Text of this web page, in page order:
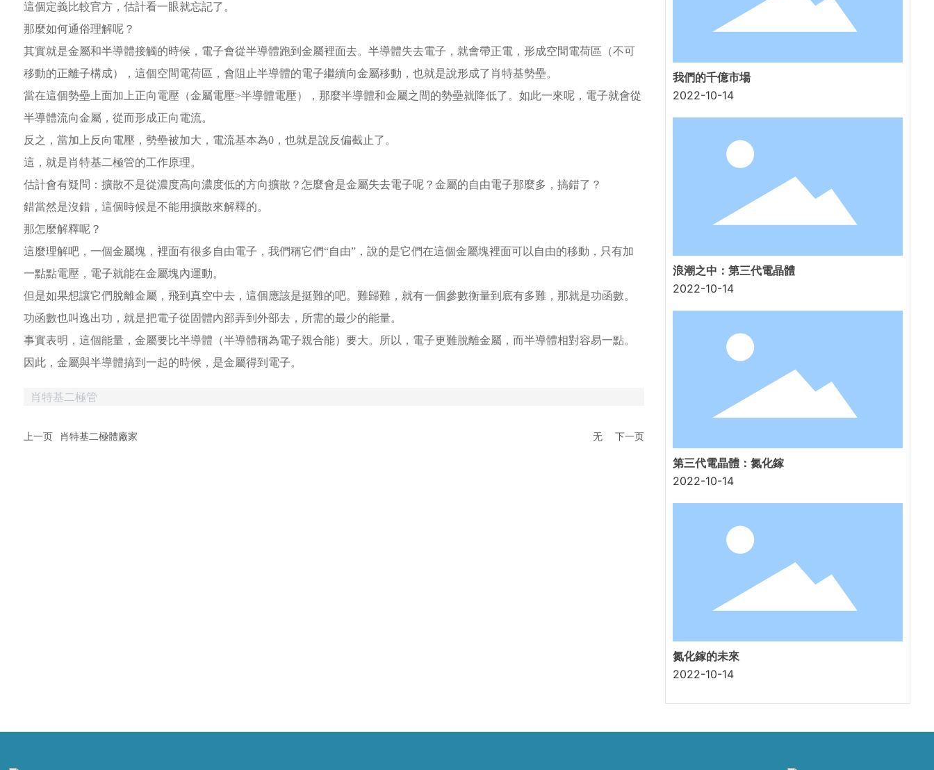
這個定義比較官方，估計看一眼就忘記了。
那麼如何通俗理解呢？
其實就是金屬和半導體接觸的時候，電子會從半導體跑到金屬裡面去。 半導體失去電子，就會帶正電，形成空間電荷區（不可
移動的正離子構成），這個空間電荷區，會阻止半導體的電子繼續向金屬移動，也就是說形成了肖特基勢壘。
當在這個勢壘上面加上正向電壓（金屬電壓>半導體電壓），那麼半導體和金屬之間的勢壘就降低了。 如此一來呢，電子就會從
半導體流向金屬，從而形成正向電流。
反之，當加上反向電壓，勢壘被加大，電流基本為0，也就是說反偏截止了。
這，就是肖特基二極管的工作原理。
估計會有疑問：擴散不是從濃度高向濃度低的方向擴散？ 怎麼會是金屬失去電子呢？ 金屬的自由電子那麼多，搞錯了？
錯當然是沒錯，這個時候是不能用擴散來解釋的。
那怎麼解釋呢？
這麼理解吧，一個金屬塊，裡面有很多自由電子，我們稱它們“自由”，說的是它們在這個金屬塊裡面可以自由的移動，只有加
一點點電壓，電子就能在金屬塊內運動。
但是如果想讓它們脫離金屬，飛到真空中去，這個應該是挺難的吧。 難歸難，就有一個參數衡量到底有多難，那就是功函數。
功函數也叫逸出功，就是把電子從固體內部弄到外部去，所需的最少的能量。
事實表明，這個能量，金屬要比半導體（半導體稱為電子親合能）要大。
所以，電子更難脫離金屬，而半導體相對容易一點。
因此，金屬與半導體搞到一起的時候，是金屬得到電子。
肖特基二極管
上一页 肖特基二極體廠家 无 下一页
我們的千億市場
2022-10-14
浪潮之中：第三代電晶體
2022-10-14
第三代電晶體：氮化鎵
2022-10-14
氮化鎵的未來
2022-10-14